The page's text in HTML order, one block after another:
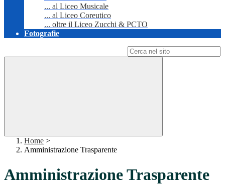
... al Liceo Musicale
... al Liceo Coreutico
... oltre il Liceo Zucchi & PCTO
Fotografie
Home >
Amministrazione Trasparente
Amministrazione Trasparente